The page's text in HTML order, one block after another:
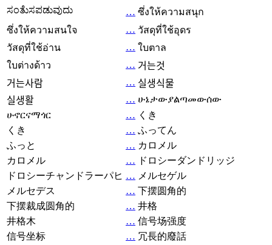
ಸಂತೆುಸಪಡುವುದು
… ซึ่งให้ความสนุก
ซึ่งให้ความสนใจ
… วัสดุที่ใช้อุดร
วัสดุที่ใช้อ่าน
… ใบตาล
ใบต่างด้าว
… 거는것
거는사람
… 실생식물
실생활
… ሁኔታውያልጣመውሰው
ሁኖርናማጎር
… くき
くき
… ふってん
ふっと
… カロメル
カロメル
… ドロシーダンドリッジ
ドロシーチャンドラーパヒ … メルセゲル
メルセデス
… 下摆圆角的
下摆裁成圆角的
… 井格
井格木
… 信号场强度
信号坐标
… 冗長的廢話